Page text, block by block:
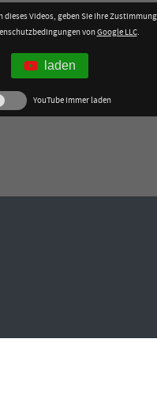
dieses Videos, geben Sie Ihre Zustimmung
vonGoogle LLC.
laden
YouTube immer laden